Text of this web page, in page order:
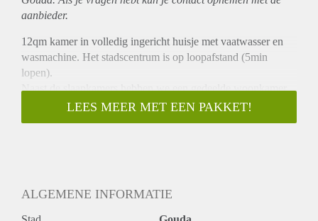
aanbieder.
12qm kamer in volledig ingericht huisje met vaatwasser en
wasmachine. Het stadscentrum is op loopafstand (5min
lopen).
Naast de slaapkamers hebben we een gedeelde woonkamer,
een grote keuken en een achtertuin + afsluitbare schuur om
fietsen te stallen.
Over mij: Ik ben 26, “International Business” student in
Utrecht en ik hou van feesten (het meest van Hardcore,
LEES MEER MET EEN PAKKET!
ALGEMENE INFORMATIE